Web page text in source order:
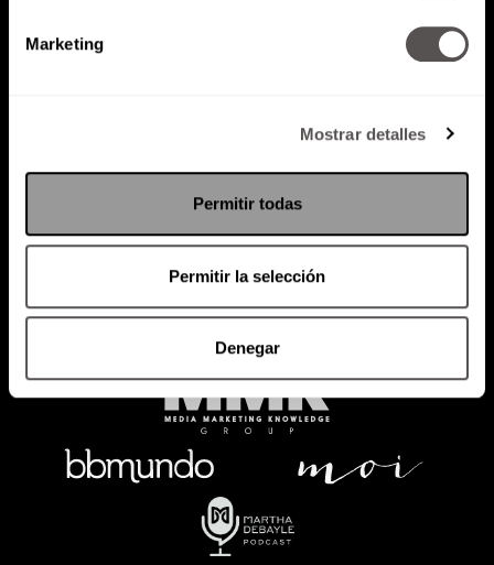
Marketing
Mostrar detalles
Permitir todas
Permitir la selección
Denegar
Política de Privacidad
PODCAST RADIO MARTHA EVENTOS
SACA TU ID